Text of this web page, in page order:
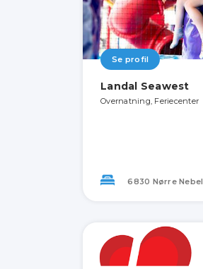
Se profil
Landal Seawest
Overnatning, Feriecenter
6830 Nørre Nebel